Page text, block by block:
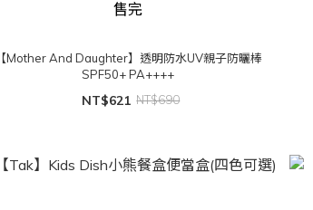
售完
【Mother And Daughter】透明防水UV親子防曬棒
SPF50+ PA++++
NT$621 NT$690